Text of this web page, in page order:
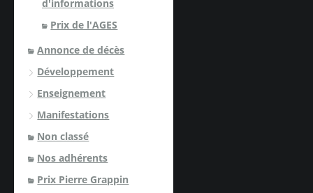
d'informations
Prix de l'AGES
Annonce de décès
Développement
Enseignement
Manifestations
Non classé
Nos adhérents
Prix Pierre Grappin